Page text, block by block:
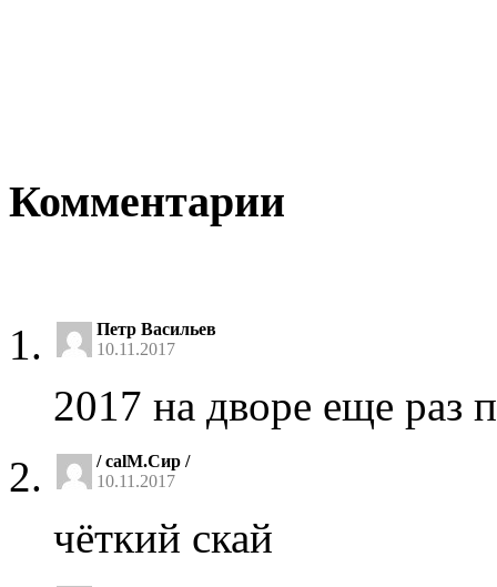
Комментарии
Петр Васильев
10.11.2017
2017 на дворе еще раз
/ calM.Сир /
10.11.2017
чёткий скай